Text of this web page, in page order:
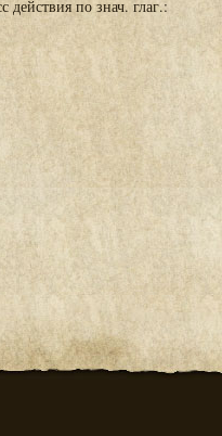
действия по знач. глаг.: